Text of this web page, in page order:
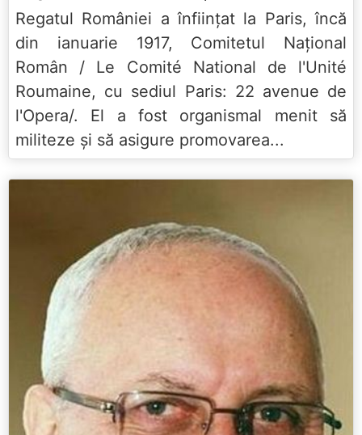
Regatul României a înființat la Paris, încă
din ianuarie 1917, Comitetul Național
Român / Le Comité National de l'Unité
Roumaine, cu sediul Paris: 22 avenue de
l'Opera/. El a fost organismal menit să
militeze și să asigure promovarea...